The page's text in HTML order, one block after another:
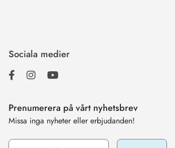
Sociala medier
Prenumerera på vårt nyhetsbrev
Missa inga nyheter eller erbjudanden!